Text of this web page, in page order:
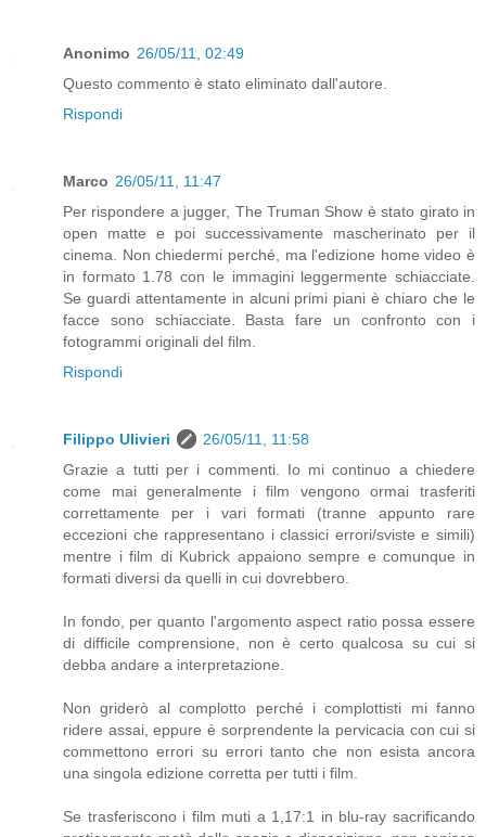
Anonimo 26/05/11, 02:49
Questo commento è stato eliminato dall'autore.
Rispondi
Marco 26/05/11, 11:47
Per rispondere a jugger, The Truman Show è stato girato in
open matte e poi successivamente mascherinato per il
cinema. Non chiedermi perché, ma l'edizione home video è
in formato 1.78 con le immagini leggermente schiacciate.
Se guardi attentamente in alcuni primi piani è chiaro che le
facce sono schiacciate. Basta fare un confronto con i
fotogrammi originali del film.
Rispondi
Filippo Ulivieri
26/05/11, 11:58
Grazie a tutti per i commenti. Io mi continuo a chiedere
come mai generalmente i film vengono ormai trasferiti
correttamente per i vari formati (tranne appunto rare
eccezioni che rappresentano i classici errori/sviste e simili)
mentre i film di Kubrick appaiono sempre e comunque in
formati diversi da quelli in cui dovrebbero.
In fondo, per quanto l'argomento aspect ratio possa essere
di difficile comprensione, non è certo qualcosa su cui si
debba andare a interpretazione.
Non griderò al complotto perché i complottisti mi fanno
ridere assai, eppure è sorprendente la pervicacia con cui si
commettono errori su errori tanto che non esista ancora
una singola edizione corretta per tutti i film.
Se trasferiscono i film muti a 1,17:1 in blu-ray sacrificando